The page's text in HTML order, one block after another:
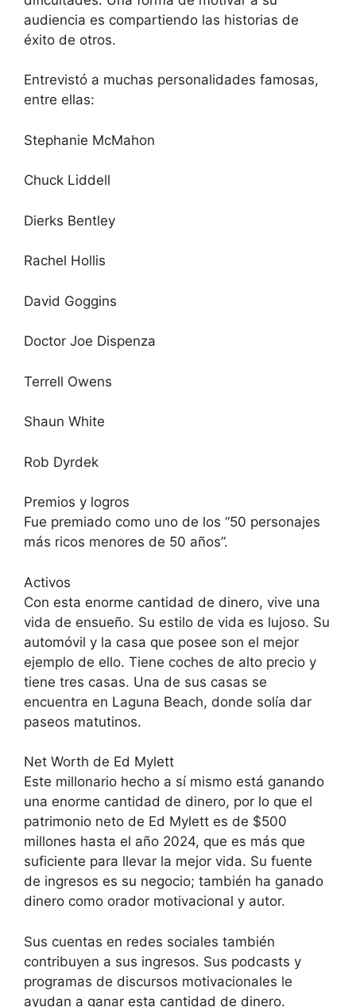
audiencia es compartiendo las historias de
éxito de otros.
Entrevistó a muchas personalidades famosas,
entre ellas:
Stephanie McMahon
Chuck Liddell
Dierks Bentley
Rachel Hollis
David Goggins
Doctor Joe Dispenza
Terrell Owens
Shaun White
Rob Dyrdek
Premios y logros
Fue premiado como uno de los “50 personajes
más ricos menores de 50 años”.
Activos
Con esta enorme cantidad de dinero, vive una
vida de ensueño. Su estilo de vida es lujoso. Su
automóvil y la casa que posee son el mejor
ejemplo de ello. Tiene coches de alto precio y
tiene tres casas. Una de sus casas se
encuentra en Laguna Beach, donde solía dar
paseos matutinos.
Net Worth de Ed Mylett
Este millonario hecho a sí mismo está ganando
una enorme cantidad de dinero, por lo que el
patrimonio neto de Ed Mylett es de $500
millones hasta el año 2024, que es más que
suficiente para llevar la mejor vida. Su fuente
de ingresos es su negocio; también ha ganado
dinero como orador motivacional y autor.
Sus cuentas en redes sociales también
contribuyen a sus ingresos. Sus podcasts y
programas de discursos motivacionales le
ayudan a ganar esta cantidad de dinero.